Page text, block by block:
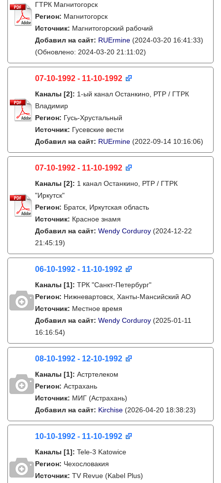
ГТРК Магнитогорск
Регион: Магнитогорск
Источник: Магнитогорский рабочий
Добавил на сайт: RUErmine (2024-03-20 16:41:33)
(Обновлено: 2024-03-20 21:11:02)
07-10-1992 - 11-10-1992
Каналы [2]: 1-ый канал Останкино, РТР / ГТРК
Владимир
Регион: Гусь-Хрустальный
Источник: Гусевские вести
Добавил на сайт: RUErmine (2022-09-14 10:16:06)
07-10-1992 - 11-10-1992
Каналы [2]: 1 канал Останкино, РТР / ГТРК
"Иркутск"
Регион: Братск, Иркутская область
Источник: Красное знамя
Добавил на сайт: Wendy Corduroy (2024-12-22
21:45:19)
06-10-1992 - 11-10-1992
Каналы [1]: ТРК "Санкт-Петербург"
Регион: Нижневартовск, Ханты-Мансийский АО
Источник: Местное время
Добавил на сайт: Wendy Corduroy (2025-01-11
16:16:54)
08-10-1992 - 12-10-1992
Каналы [1]: Астртелеком
Регион: Астрахань
Источник: МИГ (Астрахань)
Добавил на сайт: Kirchise (2026-04-20 18:38:23)
10-10-1992 - 11-10-1992
Каналы [1]: Tele-3 Katowice
Регион: Чехословакия
Источник: TV Revue (Kabel Plus)